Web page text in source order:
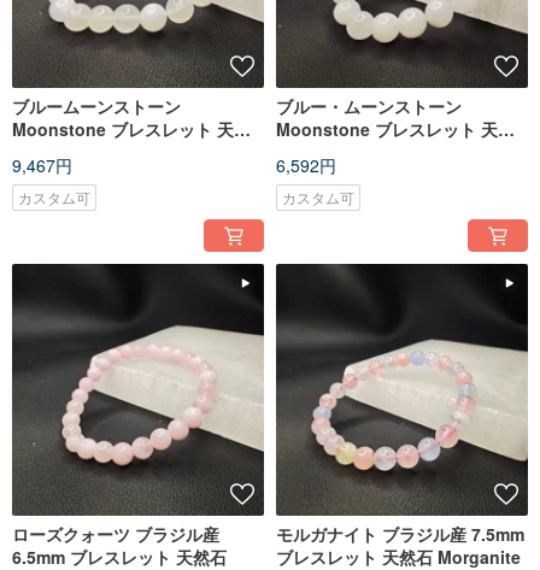
ブルームーンストーン
Moonstone ブレスレット 天然
9,467円
カスタム可
ブルー・ムーンストーン
Moonstone ブレスレット 天然
6,592円
カスタム可
ローズクォーツ ブラジル産
6.5mm ブレスレット 天然石
モルガナイト ブラジル産 7.5mm
ブレスレット 天然石 Morganite